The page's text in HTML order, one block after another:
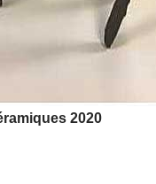
2020